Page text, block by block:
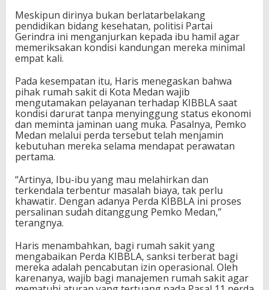
Meskipun dirinya bukan berlatarbelakang
pendidikan bidang kesehatan, politisi Partai
Gerindra ini menganjurkan kepada ibu hamil agar
memeriksakan kondisi kandungan mereka minimal
empat kali.
Pada kesempatan itu, Haris menegaskan bahwa
pihak rumah sakit di Kota Medan wajib
mengutamakan pelayanan terhadap KIBBLA saat
kondisi darurat tanpa menyinggung status ekonomi
dan meminta jaminan uang muka. Pasalnya, Pemko
Medan melalui perda tersebut telah menjamin
kebutuhan mereka selama mendapat perawatan
pertama.
“Artinya, Ibu-ibu yang mau melahirkan dan
terkendala terbentur masalah biaya, tak perlu
khawatir. Dengan adanya Perda KIBBLA ini proses
persalinan sudah ditanggung Pemko Medan,”
terangnya.
Haris menambahkan, bagi rumah sakit yang
mengabaikan Perda KIBBLA, sanksi terberat bagi
mereka adalah pencabutan izin operasional. Oleh
karenanya, wajib bagi manajemen rumah sakit agar